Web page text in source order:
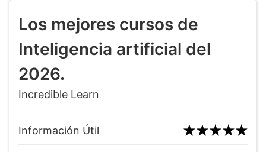
Los mejores cursos de
Inteligencia artificial del
2026.
Incredible Learn
Información Útil